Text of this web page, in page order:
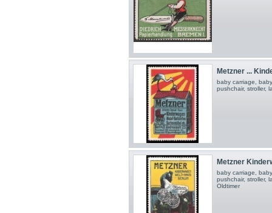
Metzner ...
baby carriage,
pushchair, stroller,
Metzner
baby carriage,
pushchair, stroller,
Oldtimer